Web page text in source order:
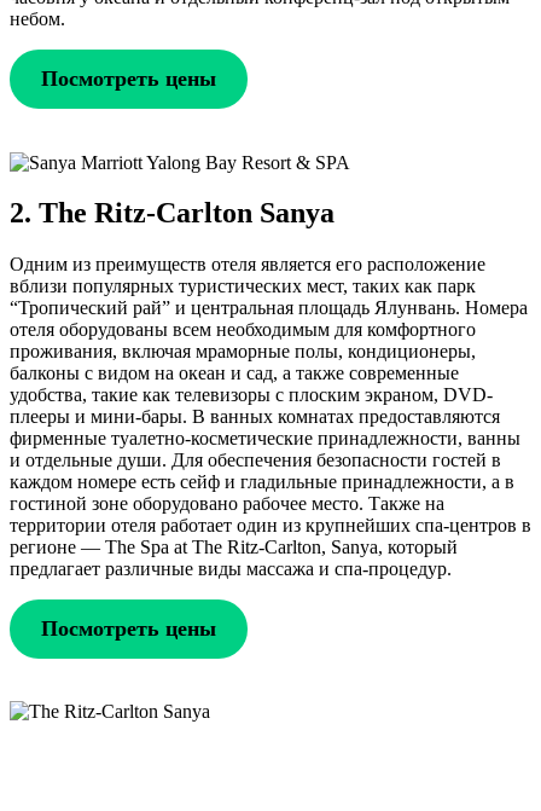
небом.
Посмотреть цены
2. The Ritz-Carlton Sanya
Одним из преимуществ отеля является его расположение
вблизи популярных туристических мест, таких как парк
“Тропический рай” и центральная площадь Ялунвань. Номера
отеля оборудованы всем необходимым для комфортного
проживания, включая мраморные полы, кондиционеры,
балконы с видом на океан и сад, а также современные
удобства, такие как телевизоры с плоским экраном, DVD-
плееры и мини-бары. В ванных комнатах предоставляются
фирменные туалетно-косметические принадлежности, ванны
и отдельные души. Для обеспечения безопасности гостей в
каждом номере есть сейф и гладильные принадлежности, а в
гостиной зоне оборудовано рабочее место. Также на
территории отеля работает один из крупнейших спа-центров в
регионе — The Spa at The Ritz-Carlton, Sanya, который
предлагает различные виды массажа и спа-процедур.
Посмотреть цены